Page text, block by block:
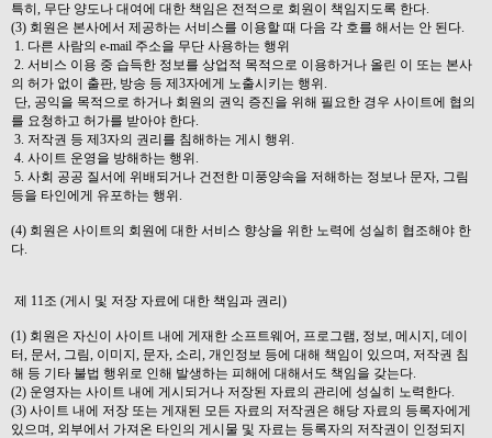
특히, 무단 양도나 대여에 대한 책임은 전적으로 회원이 책임지도록 한다.
(3) 회원은 본사에서 제공하는 서비스를 이용할 때 다음 각 호를 해서는 안 된다.
1. 다른 사람의 e-mail 주소을 무단 사용하는 행위
2. 서비스 이용 중 습득한 정보를 상업적 목적으로 이용하거나 올린 이 또는 본사
의 허가 없이 출판, 방송 등 제3자에게 노출시키는 행위.
단, 공익을 목적으로 하거나 회원의 권익 증진을 위해 필요한 경우 사이트에 협의
를 요청하고 허가를 받아야 한다.
3. 저작권 등 제3자의 권리를 침해하는 게시 행위.
4. 사이트 운영을 방해하는 행위.
5. 사회 공공 질서에 위배되거나 건전한 미풍양속을 저해하는 정보나 문자, 그림
등을 타인에게 유포하는 행위.
(4) 회원은 사이트의 회원에 대한 서비스 향상을 위한 노력에 성실히 협조해야 한
다.
제 11조 (게시 및 저장 자료에 대한 책임과 권리)
(1) 회원은 자신이 사이트 내에 게재한 소프트웨어, 프로그램, 정보, 메시지, 데이
터, 문서, 그림, 이미지, 문자, 소리, 개인정보 등에 대해 책임이 있으며, 저작권 침
해 등 기타 불법 행위로 인해 발생하는 피해에 대해서도 책임을 갖는다.
(2) 운영자는 사이트 내에 게시되거나 저장된 자료의 관리에 성실히 노력한다.
(3) 사이트 내에 저장 또는 게재된 모든 자료의 저작권은 해당 자료의 등록자에게
있으며, 외부에서 가져온 타인의 게시물 및 자료는 등록자의 저작권이 인정되지